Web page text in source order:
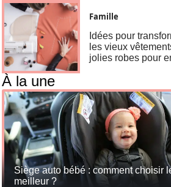
Famille
Idées pour
les vieux
jolies robes pour
À la une
Siège auto bébé : comment choisir
meilleur ?